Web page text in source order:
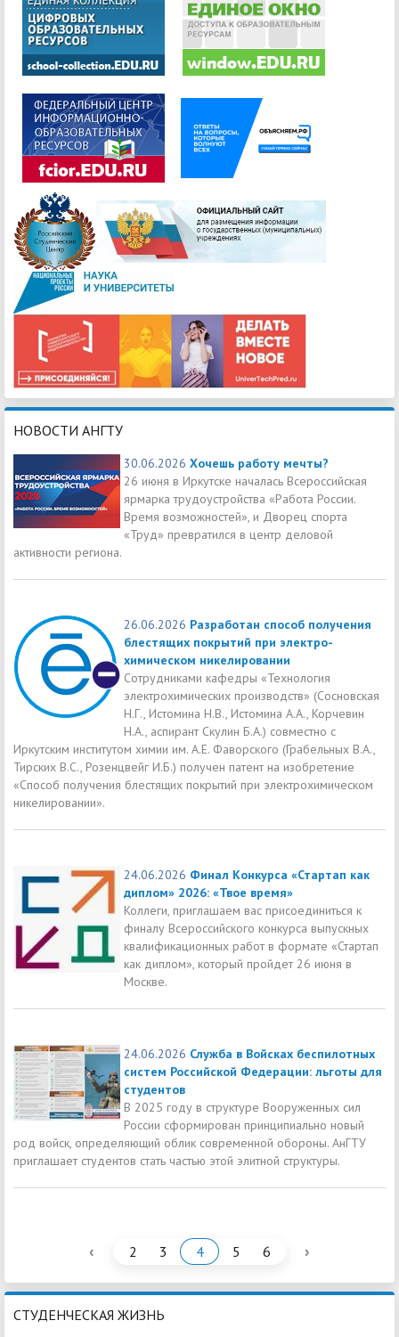
НОВОСТИ АНГТУ
30.06.2026 Хочешь работу мечты?
26 июня в Иркутске началась Всероссийская
ярмарка трудоустройства «Работа России.
Время возможностей», и Дворец спорта
«Труд» превратился в центр деловой
активности региона.
26.06.2026 Разработан способ получения
блестящих покрытий при электро-
химическом никелировании
Сотрудниками кафедры «Технология
электрохимических производств» (Сосновская
Н.Г., Истомина Н.В., Истомина А.А., Корчевин
Н.А., аспирант Скулин Б.А.) совместно с
Иркутским институтом химии им. А.Е. Фаворского (Грабельных В.А.,
Тирских В.С., Розенцвейг И.Б.) получен патент на изобретение
«Способ получения блестящих покрытий при электрохимическом
никелировании».
24.06.2026 Финал Конкурса «Стартап как
диплом» 2026: «Твое время»
Коллеги, приглашаем вас присоединиться к
финалу Всероссийского конкурса выпускных
квалификационных работ в формате «Стартап
как диплом», который пройдет 26 июня в
Москве.
24.06.2026 Служба в Войсках беспилотных
систем Российской Федерации: льготы для
студентов
В 2025 году в структуре Вооруженных сил
России сформирован принципиально новый
род войск, определяющий облик современной обороны. АнГТУ
приглашает студентов стать частью этой элитной структуры.
‹ 2 3 4 5 6 ›
СТУДЕНЧЕСКАЯ ЖИЗНЬ